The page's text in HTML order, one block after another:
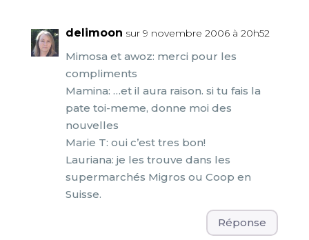
delimoon sur 9 novembre 2006 à 20h52
Mimosa et awoz: merci pour les
compliments
Mamina: …et il aura raison. si tu fais la
pate toi-meme, donne moi des
nouvelles
Marie T: oui c’est tres bon!
Lauriana: je les trouve dans les
supermarchés Migros ou Coop en
Suisse.
Réponse